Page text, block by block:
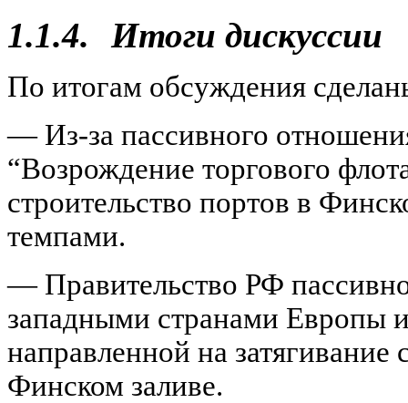
1.1.4. Итоги дискуссии
По итогам обсуждения
— Из-за пассивного
“Возрождение торгового
строительство портов в
темпами.
— Правительство РФ
западными странами Европы
направленной на затягивание
Финском заливе.